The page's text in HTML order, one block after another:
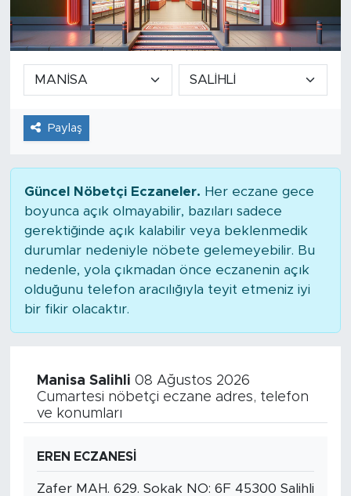
Paylaş
Güncel Nöbetçi Eczaneler. Her eczane gece
boyunca açık olmayabilir, bazıları sadece
gerektiğinde açık kalabilir veya beklenmedik
durumlar nedeniyle nöbete gelemeyebilir. Bu
nedenle, yola çıkmadan önce eczanenin açık
olduğunu telefon aracılığıyla teyit etmeniz iyi
bir fikir olacaktır.
Manisa Salihli 08 Ağustos 2026
Cumartesi nöbetçi eczane adres, telefon
ve konumları
EREN ECZANESİ
Zafer MAH. 629. Sokak NO: 6F 45300 Salihli